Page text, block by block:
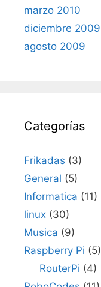
marzo 2010
diciembre 2009
agosto 2009
Categorías
Frikadas (3)
General (5)
Informatica (11)
linux (30)
Musica (9)
Raspberry Pi (5)
RouterPi (4)